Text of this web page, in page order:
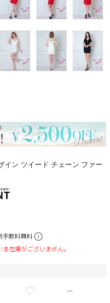
イン ツイード チェーン ファー
手数料無料
在庫がございません。
—